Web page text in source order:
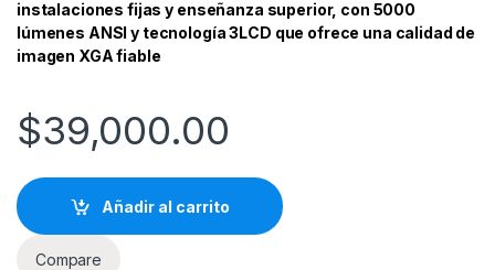
instalaciones fijas y enseñanza superior, con 5000
lúmenes ANSI y tecnología 3LCD que ofrece una calidad de
imagen XGA fiable
$39,000.00
Añadir al carrito
Compare